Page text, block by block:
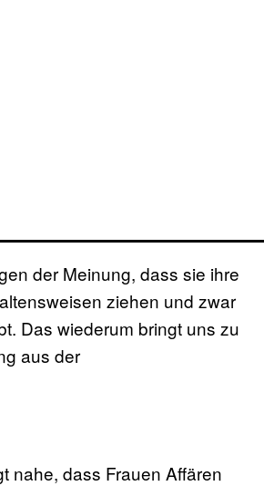
der Meinung, dass sie ihre
ziehen und zwar
Das wiederum bringt uns zu
aus der
nahe, dass Frauen Affären